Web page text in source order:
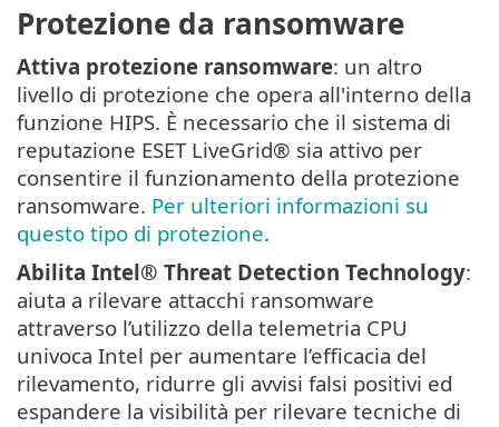
Protezione da ransomware
Attiva protezione ransomware: un altro
livello di protezione che opera all'interno della
funzione HIPS. È necessario che il sistema di
reputazione ESET LiveGrid® sia attivo per
consentire il funzionamento della protezione
ransomware. Per ulteriori informazioni su
questo tipo di protezione.
Abilita Intel® Threat Detection Technology:
aiuta a rilevare attacchi ransomware
attraverso l’utilizzo della telemetria CPU
univoca Intel per aumentare l’efficacia del
rilevamento, ridurre gli avvisi falsi positivi ed
espandere la visibilità per rilevare tecniche di